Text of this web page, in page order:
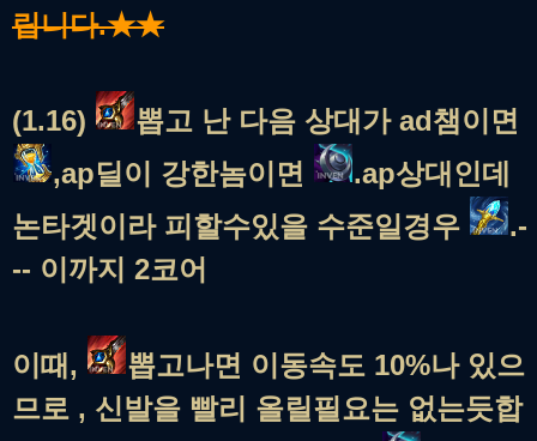
립니다.★★
(1.16)
뽑고 난 다음 상대가 ad챔이면
,ap딜이 강한놈이면
.ap상대인데
논타겟이라 피할수있을 수준일경우
.-
-- 이까지 2코어
이때,
뽑고나면 이동속도 10%나 있으
므로 , 신발을 빨리 올릴필요는 없는듯합